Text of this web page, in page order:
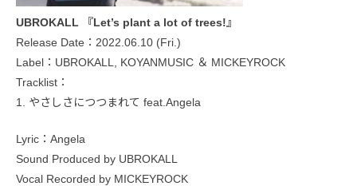
UBROKALL 『Let’s plant a lot of trees!』
Release Date：2022.06.10 (Fri.)
Label：UBROKALL, KOYANMUSIC ＆ MICKEYROCK
Tracklist：
1. やさしさにつつまれて feat.Angela
Lyric：Angela
Sound Produced by UBROKALL
Vocal Recorded by MICKEYROCK